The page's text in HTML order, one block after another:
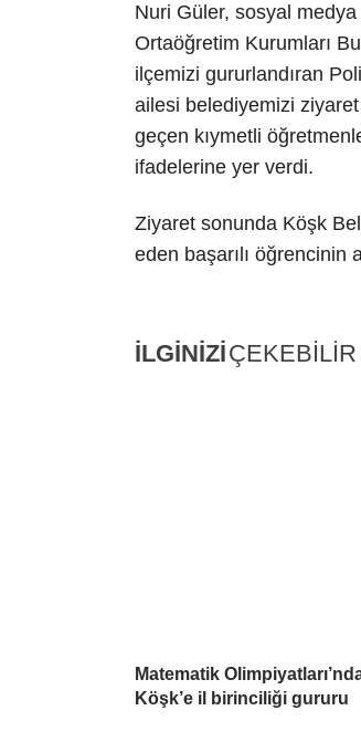
Nuri Güler, sosyal medya
Ortaöğretim Kurumları
ilçemizi gururlandıran
ailesi belediyemizi ziyaret
geçen kıymetli
ifadelerine yer verdi.
Ziyaret sonunda Köşk
eden başarılı öğrencinin
İLGİNİZİÇEKEBİLİR
Matematik
Köşk’e il birinciliği gururu